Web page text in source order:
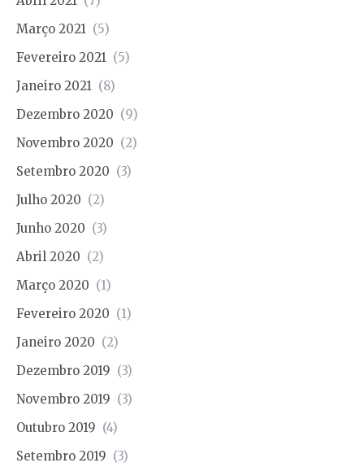
Março 2021 (5)
Fevereiro 2021 (5)
Janeiro 2021 (8)
Dezembro 2020 (9)
Novembro 2020 (2)
Setembro 2020 (3)
Julho 2020 (2)
Junho 2020 (3)
Abril 2020 (2)
Março 2020 (1)
Fevereiro 2020 (1)
Janeiro 2020 (2)
Dezembro 2019 (3)
Novembro 2019 (3)
Outubro 2019 (4)
Setembro 2019 (3)